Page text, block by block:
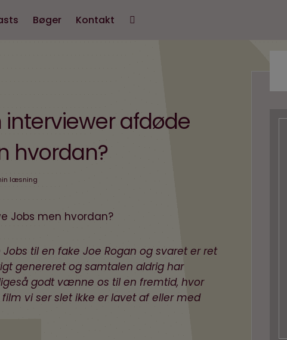
Bøger Kontakt
afdøde
hvordan?
læsning
til en fake Joe Rogan og svaret er ret
genereret og samtalen aldrig har
godt vænne os til en fremtid, hvor
vi ser slet ikke er lavet af eller med